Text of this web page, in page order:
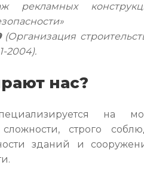
рекламных
(Организация
2004).
нас?
на
строго
зданий и